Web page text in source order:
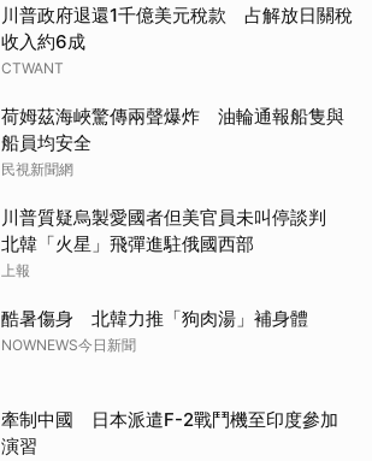
川普政府退還1千億美元稅款 占解放日關稅
收入約6成
CTWANT
荷姆茲海峽驚傳兩聲爆炸 油輪通報船隻與
船員均安全
民視新聞網
川普質疑烏製愛國者但美官員未叫停談判
北韓「火星」飛彈進駐俄國西部
上報
酷暑傷身 北韓力推「狗肉湯」補身體
NOWNEWS今日新聞
牽制中國 日本派遣F-2戰鬥機至印度參加
演習